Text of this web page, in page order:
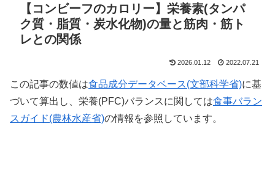
【コンビーフのカロリー】栄養素(タンパ
ク質・脂質・炭水化物)の量と筋肉・筋ト
レとの関係
2026.01.12 2022.07.21
この記事の数値は食品成分データベース(文部科学省)に基
づいて算出し、栄養(PFC)バランスに関しては食事バラン
スガイド(農林水産省)の情報を参照しています。